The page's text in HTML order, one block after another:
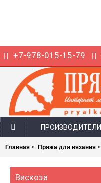
+7-978-015-15-79
ПРОИЗВОДИТЕЛИ
Главная Пряжа для вязания
Вискоза